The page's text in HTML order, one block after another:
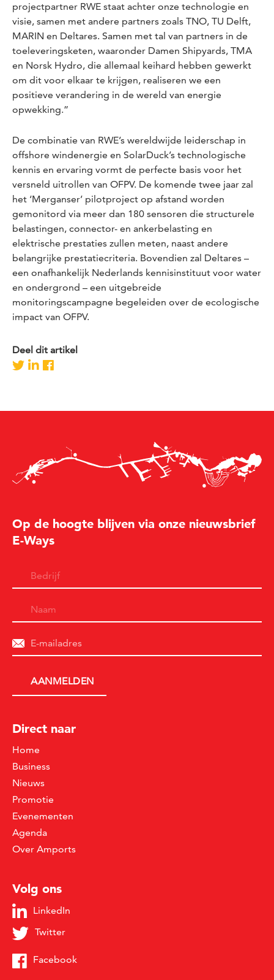
projectpartner RWE staat achter onze technologie en
visie, samen met andere partners zoals TNO, TU Delft,
MARIN en Deltares. Samen met tal van partners in de
toeleveringsketen, waaronder Damen Shipyards, TMA
en Norsk Hydro, die allemaal keihard hebben gewerkt
om dit voor elkaar te krijgen, realiseren we een
positieve verandering in de wereld van energie
opwekking.”
De combinatie van RWE’s wereldwijde leiderschap in
offshore windenergie en SolarDuck’s technologische
kennis en ervaring vormt de perfecte basis voor het
versneld uitrollen van OFPV. De komende twee jaar zal
het ‘Merganser’ pilotproject op afstand worden
gemonitord via meer dan 180 sensoren die structurele
belastingen, connector- en ankerbelasting en
elektrische prestaties zullen meten, naast andere
belangrijke prestatiecriteria. Bovendien zal Deltares –
een onafhankelijk Nederlands kennisinstituut voor water
en ondergrond – een uitgebreide
monitoringscampagne begeleiden over de ecologische
impact van OFPV.
Deel dit artikel
Op de hoogte blijven via onze nieuwsbrief
E-Ways
Direct naar
Home
Business
Nieuws
Promotie
Evenementen
Agenda
Over Amports
Volg ons
LinkedIn
Twitter
Facebook